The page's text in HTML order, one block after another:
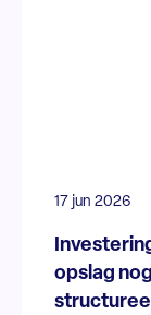
17 jun 2026
opslag